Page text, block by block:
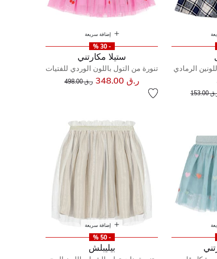
الرمادي
مخفض من 153.00
إضافة سريعة
- 30 %
ستيلا مكارتني
تنورة من التول باللون الوردي للفتيات
ر.ق 348.00 سعر مخفض من
ر.ق 498.00
إضافة سريعة
- 50 %
بيليبلش